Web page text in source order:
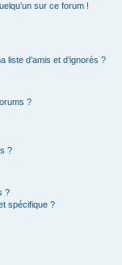
sur ce forum !
d’amis et d’ignorés ?
?
?
?
spécifique ?